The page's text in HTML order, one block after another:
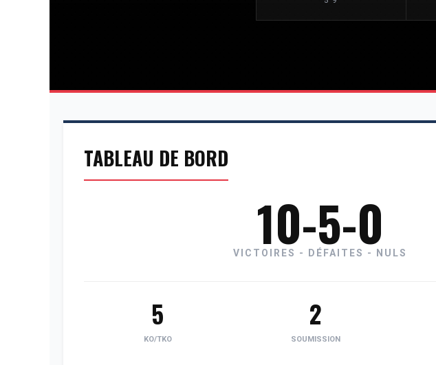
TABLEAU DE BORD
10-5-0
VICTOIRES - DÉFAITES - NULS
5
KO/TKO
2
SOUMISSION